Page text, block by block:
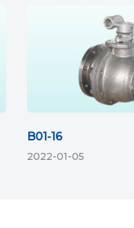
B01-16
2022-01-05